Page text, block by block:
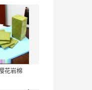
花岩棉